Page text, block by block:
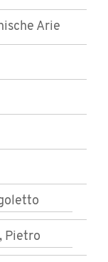
Arie
Pietro